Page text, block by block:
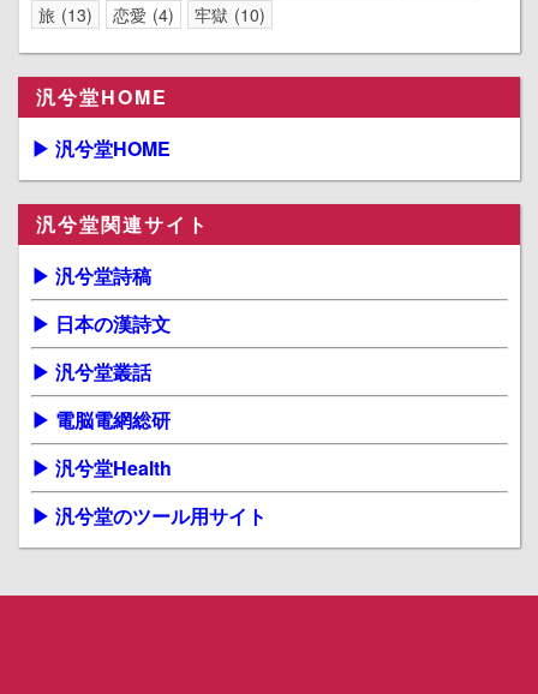
旅 13 恋愛 4 牢獄 10
汎兮堂HOME
▶ 汎兮堂HOME
汎兮堂関連サイト
▶ 汎兮堂詩稿
▶ 日本の漢詩文
▶ 汎兮堂叢話
▶ 電脳電網総研
▶ 汎兮堂Health
▶ 汎兮堂のツール用サイト